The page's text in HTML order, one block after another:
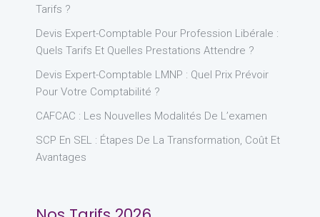
Tarifs ?
Devis Expert-Comptable Pour Profession Libérale :
Quels Tarifs Et Quelles Prestations Attendre ?
Devis Expert-Comptable LMNP : Quel Prix Prévoir
Pour Votre Comptabilité ?
CAFCAC : Les Nouvelles Modalités De L’examen
SCP En SEL : Étapes De La Transformation, Coût Et
Avantages